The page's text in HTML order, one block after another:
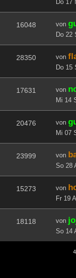
Do 17
16048 von
Do 22
28350 von
Do 15
17631 von
Mi 14
20476 von
Mi 07
23999 von
So 28
15273 von
Fr 19
18118 von
So 14